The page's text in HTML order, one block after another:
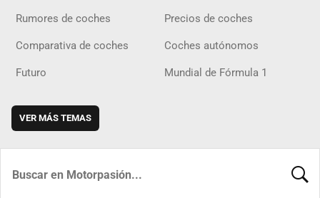
Rumores de coches Precios de coches
Comparativa de coches Coches autónomos
Futuro Mundial de Fórmula 1
VER MÁS TEMAS